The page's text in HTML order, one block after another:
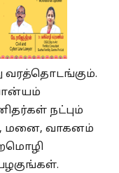
வரத்தொடங்கும்.
நட்பும்
மனை, வாகனம்